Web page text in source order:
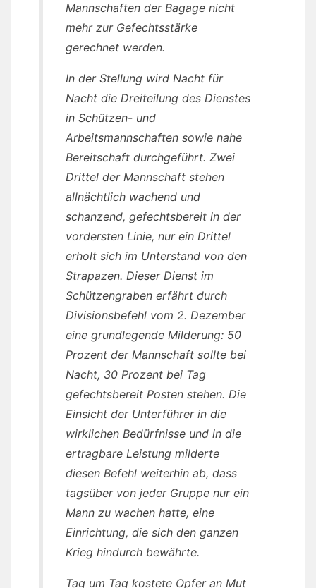
Mannschaften der Bagage nicht
mehr zur Gefechtsstärke
gerechnet werden.
In der Stellung wird Nacht für
Nacht die Dreiteilung des Dienstes
in Schützen- und
Arbeitsmannschaften sowie nahe
Bereitschaft durchgeführt. Zwei
Drittel der Mannschaft stehen
allnächtlich wachend und
schanzend, gefechtsbereit in der
vordersten Linie, nur ein Drittel
erholt sich im Unterstand von den
Strapazen. Dieser Dienst im
Schützengraben erfährt durch
Divisionsbefehl vom 2. Dezember
eine grundlegende Milderung: 50
Prozent der Mannschaft sollte bei
Nacht, 30 Prozent bei Tag
gefechtsbereit Posten stehen. Die
Einsicht der Unterführer in die
wirklichen Bedürfnisse und in die
ertragbare Leistung milderte
diesen Befehl weiterhin ab, dass
tagsüber von jeder Gruppe nur ein
Mann zu wachen hatte, eine
Einrichtung, die sich den ganzen
Krieg hindurch bewährte.
Tag um Tag kostete Opfer an Mut